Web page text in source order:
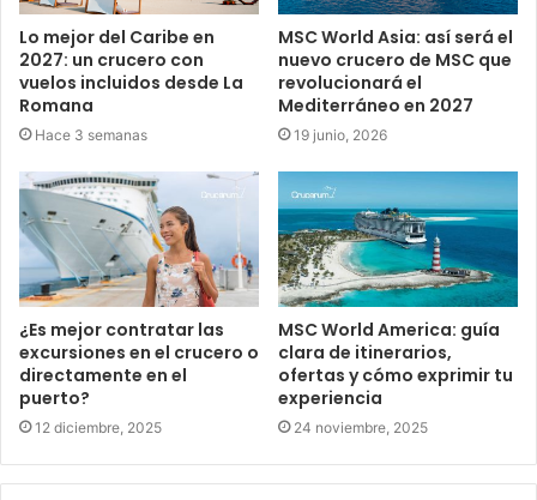
Lo mejor del Caribe en
2027: un crucero con
vuelos incluidos desde La
Romana
Hace 3 semanas
MSC World Asia: así será el
nuevo crucero de MSC que
revolucionará el
Mediterráneo en 2027
19 junio, 2026
¿Es mejor contratar las
excursiones en el crucero o
directamente en el
puerto?
12 diciembre, 2025
MSC World America: guía
clara de itinerarios,
ofertas y cómo exprimir tu
experiencia
24 noviembre, 2025